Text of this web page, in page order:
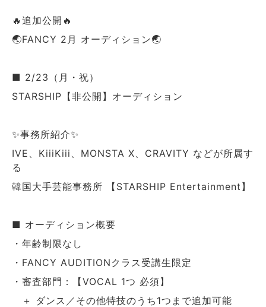
🔥追加公開🔥
🌏FANCY 2月 オーディション🌏
■ 2/23（月・祝）
STARSHIP【非公開】オーディション
✨事務所紹介✨
IVE、KiiiKiii、MONSTA X、CRAVITY などが所属す
る
韓国大手芸能事務所 【STARSHIP Entertainment】
■ オーディション概要
・年齢制限なし
・FANCY AUDITIONクラス受講生限定
・審査部門：【VOCAL 1つ 必須】
＋ ダンス／その他特技のうち1つまで追加可能